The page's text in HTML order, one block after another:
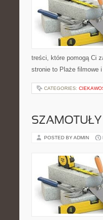
treści, które pomogą Ci
stronie to Plaże filmowe
CATEGORIES:
SZAMOTUŁY
POSTED BY ADMIN